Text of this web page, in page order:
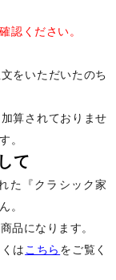
認ください。
をいただいたのち
算されておりませ
。
て
た『クラシック家
。
品になります。
は こちら をご覧く